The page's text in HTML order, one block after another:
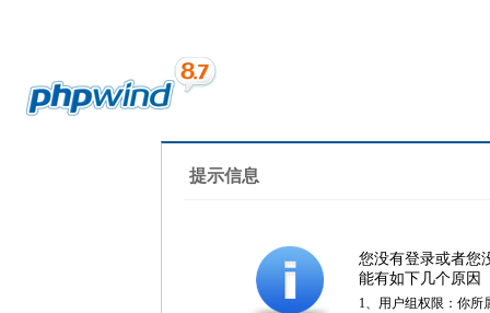
提示信息
您没有登录或者您
能有如下几个原因
1、用户组权限：你所